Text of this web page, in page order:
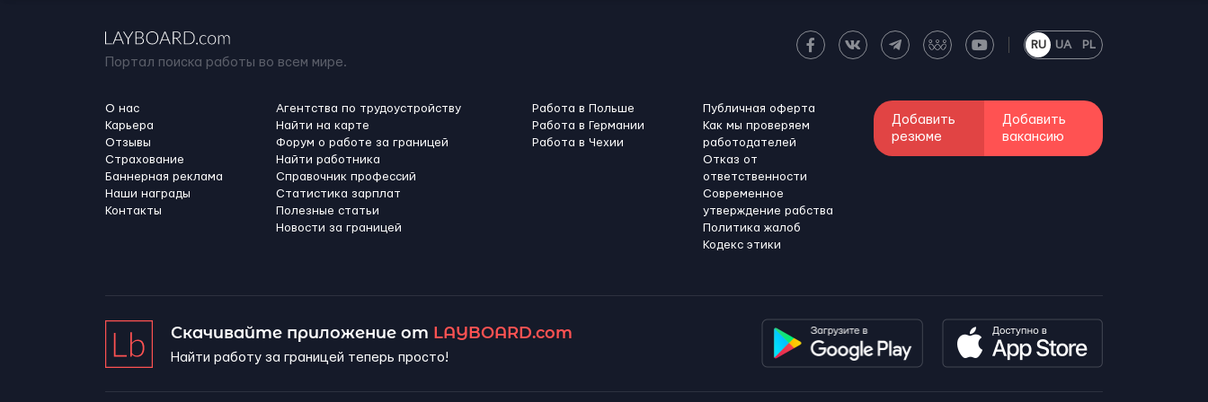
Портал поиска работы во всем мире.
RU UA PL
О нас
Карьера
Отзывы
Страхование
Баннерная реклама
Наши награды
Контакты
Агентства по трудоустройству
Найти на карте
Форум о работе за границей
Найти работника
Справочник профессий
Статистика зарплат
Полезные статьи
Новости за границей
Работа в Польше
Работа в Германии
Работа в Чехии
Публичная оферта
Как мы проверяем
работодателей
Отказ от
ответственности
Современное
утверждение рабства
Политика жалоб
Кодекс этики
Добавить
резюме
Добавить
вакансию
Скачивайте приложение от LAYBOARD.com
Найти работу за границей теперь просто!